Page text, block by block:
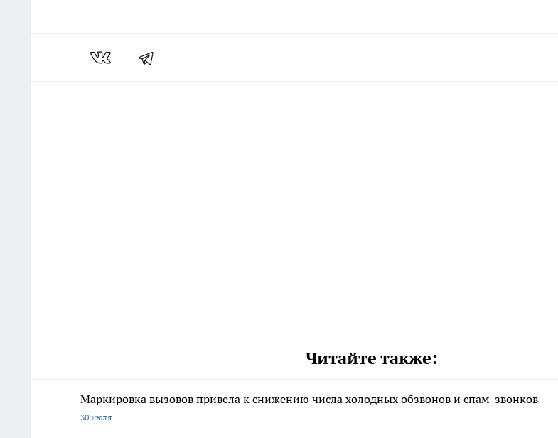
Читайте также:
Маркировка вызовов привела к снижению числа холодных обзвонов и спам-звонков
30 июля